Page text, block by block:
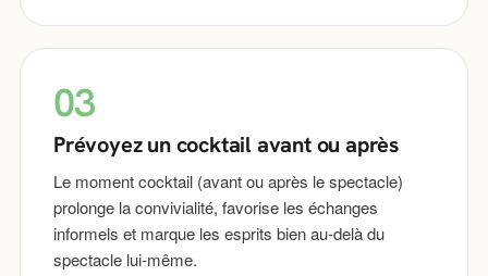
03
Prévoyez un cocktail avant ou après
Le moment cocktail (avant ou après le spectacle)
prolonge la convivialité, favorise les échanges
informels et marque les esprits bien au-delà du
spectacle lui-même.